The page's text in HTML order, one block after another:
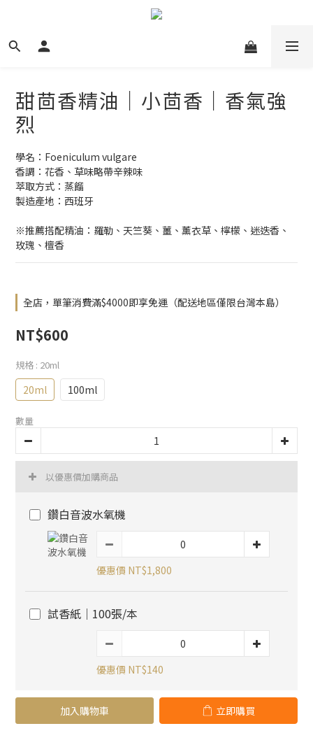
甜茴香精油｜小茴香｜香氣強
烈
學名：Foeniculum vulgare
香調：花香、草味略帶辛辣味
萃取方式：蒸餾
製造產地：西班牙
※推薦搭配精油：羅勒、天竺葵、薑、薰衣草、檸檬、迷迭香、
玫瑰、檀香
全店，單筆消費滿$4000即享免運（配送地區僅限台灣本島）
NT$600
規格 : 20ml
20ml 100ml
數量
以優惠價加購商品
鑽白音波水氧機
優惠價 NT$1,800
試香紙｜100張/本
優惠價 NT$140
加入購物車 立即購買